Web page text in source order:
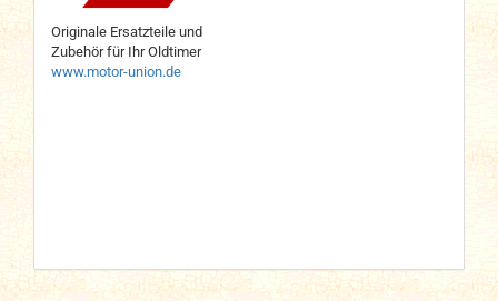
Originale Ersatzteile und
Zubehör für Ihr Oldtimer
www.motor-union.de